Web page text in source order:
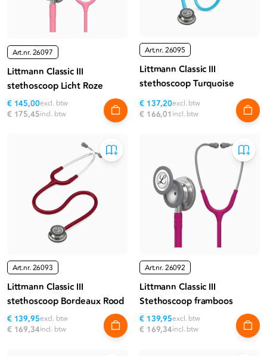
Art.nr.26097
Littmann Classic III
stethoscoop Licht Roze
€ 145,00excl. btw
€ 175,45incl. btw
Art.nr.26095
Littmann Classic III
stethoscoop Turquoise
€ 137,20excl. btw
€ 166,01 incl. btw
Art.nr.26093
Littmann Classic III
stethoscoop Bordeaux Rood
€ 139,95excl. btw
€ 169,34incl. btw
Art.nr.26092
Littmann Classic III
Stethoscoop framboos
€ 139,95excl. btw
€ 169,34incl. btw